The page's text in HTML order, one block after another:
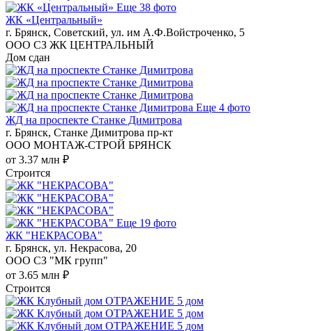
Еще 38 фото
ЖК «Центральный»
г. Брянск, Советский, ул. им А.Ф.Войстроченко, 5
ООО СЗ ЖК ЦЕНТРАЛЬНЫЙ
Дом сдан
Еще 4 фото
ЖД на проспекте Станке Димитрова
г. Брянск, Станке Димитрова пр-кт
ООО МОНТАЖ-СТРОЙ БРЯНСК
от 3.37 млн ₽
Строится
Еще 19 фото
ЖК "НЕКРАСОВА"
г. Брянск, ул. Некрасова, 20
ООО СЗ "МК групп"
от 3.65 млн ₽
Строится